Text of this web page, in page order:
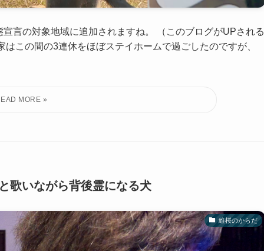
言の対象地域に追加されますね。 （このブログがUPされる
この間の3連休をほぼステイホームで過ごしたのですが、
歌いながら背後霊になる犬
維桜のからだ